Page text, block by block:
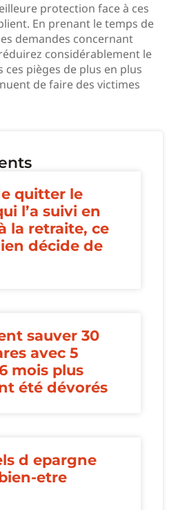
protection face à ces
En prenant le temps de
demandes concernant
considérablement le
pièges de plus en plus
de faire des victimes
quitter le
l’a suivi en
la retraite, ce
décide de
sauver 30
avec 5
mois plus
été dévorés
d epargne
etre